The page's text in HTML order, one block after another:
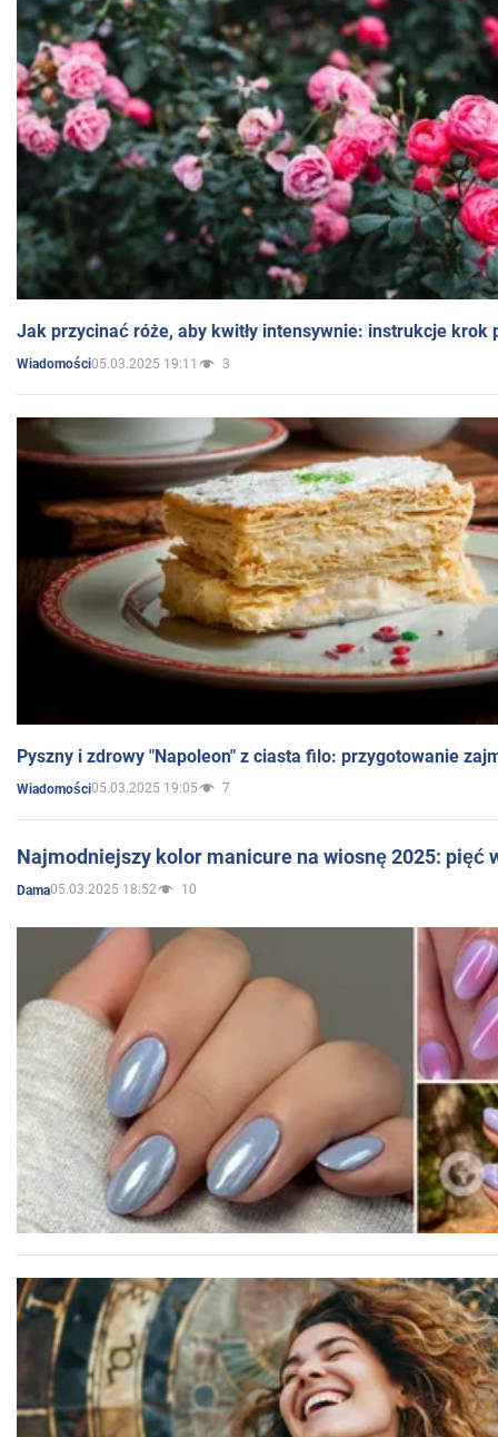
Jak przycinać róże, aby kwitły intensywnie: instrukcje krok
Wiadomości05.03.2025 19:11 3
Pyszny i zdrowy "Napoleon" z ciasta filo: przygotowanie
Wiadomości05.03.2025 19:05 7
Najmodniejszy kolor manicure na wiosnę 2025: pięć
Dama05.03.2025 18:52 10